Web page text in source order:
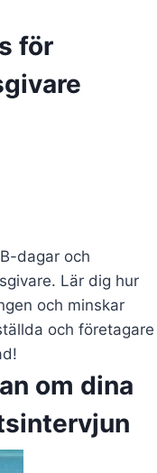
för
dagar och
Lär dig hur
och minskar
och företagare
om dina